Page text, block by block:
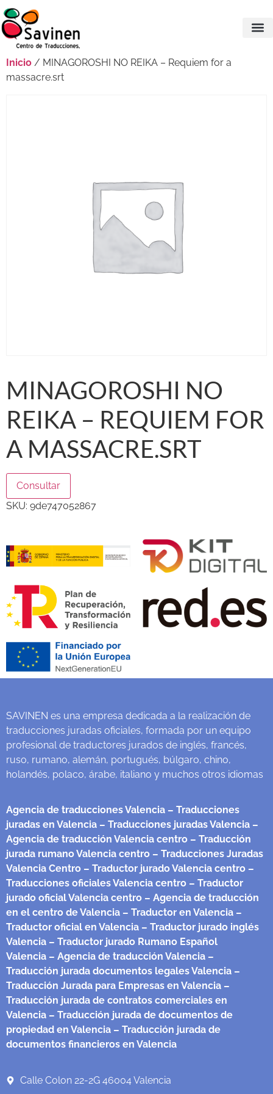
Inicio / MINAGOROSHI NO REIKA – Requiem for a
massacre.srt
MINAGOROSHI NO
REIKA – REQUIEM FOR
A MASSACRE.SRT
Consultar
SKU: 9de747052867
SAVINEN es una empresa dedicada a la realización de
traducciones juradas oficiales, formada por un equipo
profesional de traductores jurados de inglés, francés,
ruso, rumano, alemán, portugués, búlgaro, chino,
holandés, polaco, árabe, italiano y muchos otros idiomas
Agencia de traducciones Valencia – Traducciones
juradas en Valencia – Traducciones juradas Valencia –
Agencia de traducción Valencia centro – Traducción
jurada rumano Valencia centro – Traducciones Juradas
Valencia Centro – Traductor jurado Valencia centro –
Traducciones oficiales Valencia centro – Traductor
jurado oficial Valencia centro – Agencia de traducción
en el centro de Valencia – Traductor en Valencia –
Traductor oficial en Valencia – Traductor jurado inglés
Valencia – Traductor jurado Rumano Español
Valencia – Agencia de traducción Valencia –
Traducción jurada documentos legales Valencia –
Traducción Jurada para Empresas en Valencia –
Traducción jurada de contratos comerciales en
Valencia – Traducción jurada de documentos de
propiedad en Valencia – Traducción jurada de
documentos financieros en Valencia
Calle Colon 22-2G 46004 Valencia